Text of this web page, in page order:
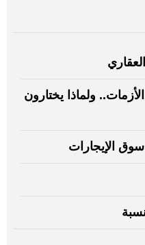
ولماذا يختارون
الإيجارات